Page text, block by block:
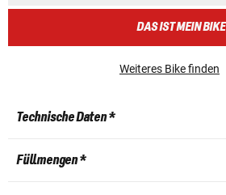
DAS IST MEIN BIKE
Weiteres Bike finden
Technische Daten *
Füllmengen *